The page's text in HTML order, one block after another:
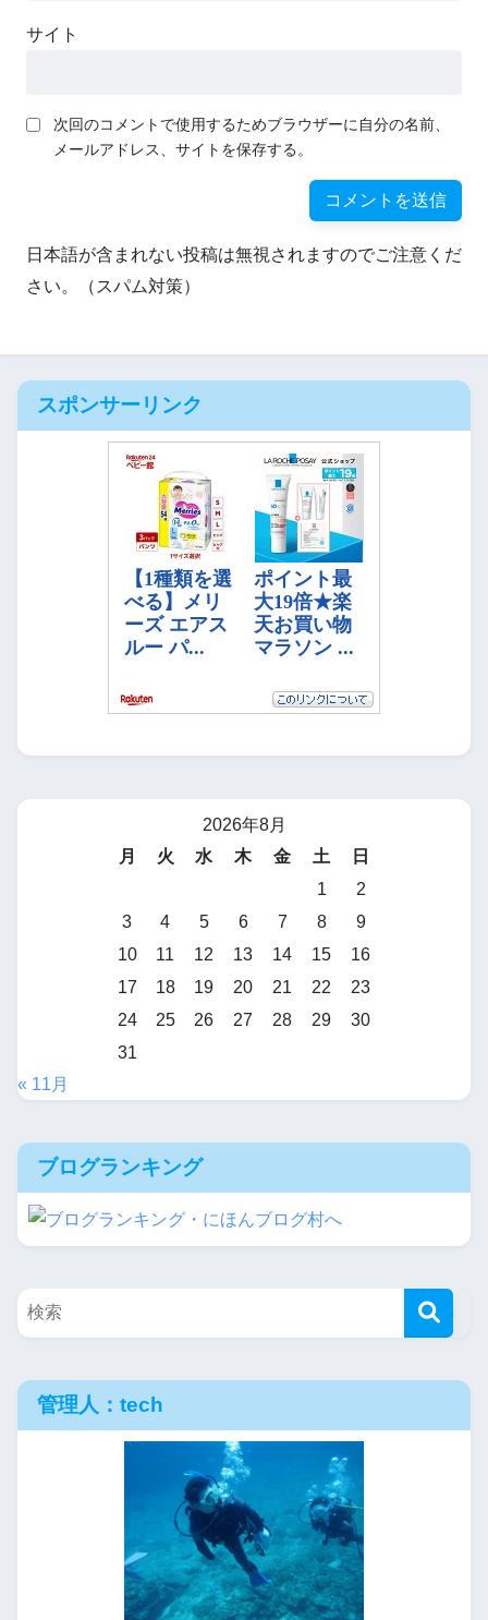
サイト
次回のコメントで使用するためブラウザーに自分の名前、
メールアドレス、サイトを保存する。
日本語が含まれない投稿は無視されますのでご注意くだ
さい。（スパム対策）
スポンサーリンク
2026年8月
月
火 水 木 金 土
日
1
2
3
4 5 6 7 8
9
10
11 12 13 14 15
16
17
18 19 20 21 22
23
24
25 26 27 28 29
30
31
« 11月
ブログランキング
管理人：tech